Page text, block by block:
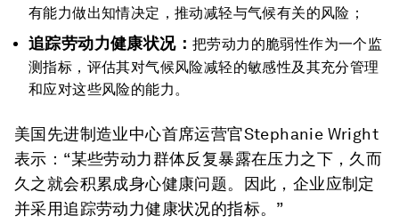
有能力做出知情决定，推动减轻与气候有关的风险；
追踪劳动力健康状况： 把劳动力的脆弱性作为一个监
测指标，评估其对气候风险减轻的敏感性及其充分管理
和应对这些风险的能力。
美国先进制造业中心首席运营官Stephanie Wright
表示：“某些劳动力群体反复暴露在压力之下，久而
久之就会积累成身心健康问题。因此，企业应制定
并采用追踪劳动力健康状况的指标。”